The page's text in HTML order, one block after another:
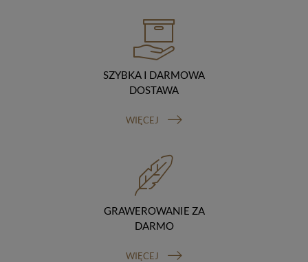
poleceniami. Przekazujemy Twoje dane poza teren
Polski/UE/Europejskiego Obszaru Gospodarczego.
Okres przechowywania danych
Twoje dane przechowujemy do czasu posiadania
udzielonej przez Ciebie zgody.
otrzymania ich kopii, prawo do sprostowania
(poprawiania) swoich danych, prawo do usunięcia
abyśmy przetwarzali Twoje dane, możesz zażądać,
abyśmy je usunęli), prawo do ograniczenia
przetwarzania danych (możesz zażądać, abyśmy
ograniczyli przetwarzanie Twoich danych osobowych
wyłącznie do ich przechowywania lub wykonywania
mamy nieprawidłowe dane na Twój temat lub
sprzeciwu wobec przetwarzania danych, prawo do
SZYBKA I DARMOWA
DOSTAWA
WIĘCEJ
GRAWEROWANIE ZA
DARMO
WIĘCEJ